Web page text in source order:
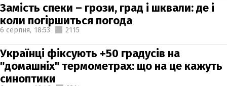
Замість спеки – грози, град і шквали: де і
коли погіршиться погода
6 серпня, 18:53 2115
Українці фіксують +50 градусів на
"домашніх" термометрах: що на це кажуть
синоптики